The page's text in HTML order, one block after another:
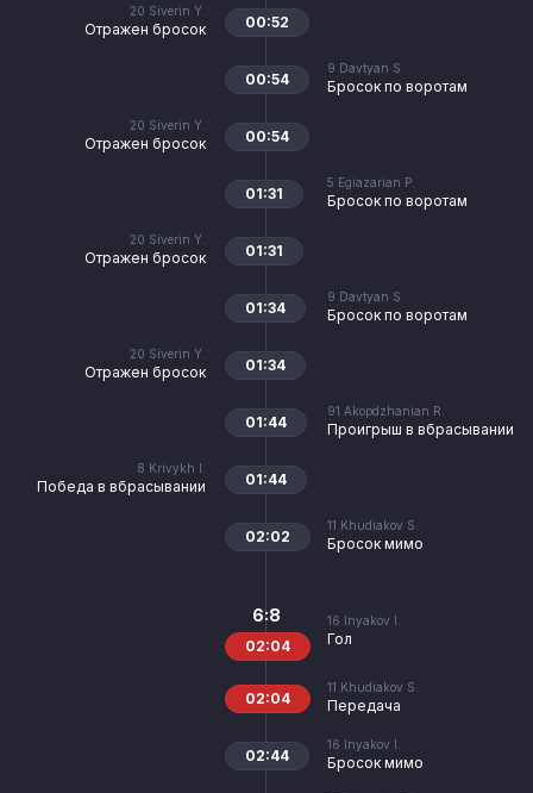
20 Siverin Y.
Отражен бросок 00:52
9 Davtyan S.
Бросок по воротам
00:54
20 Siverin Y.
Отражен бросок 00:54
5 Egiazarian P.
Бросок по воротам
01:31
20 Siverin Y.
Отражен бросок 01:31
9 Davtyan S.
Бросок по воротам
01:34
20 Siverin Y.
Отражен бросок 01:34
91 Akopdzhanian R.
Проигрыш в вбрасывании
01:44
8 Krivykh I.
Победа в вбрасывании 01:44
11 Khudiakov S.
Бросок мимо
02:02
16 Inyakov I.
Гол
6:8
02:04
11 Khudiakov S.
Передача
02:04
16 Inyakov I.
Бросок мимо
02:44